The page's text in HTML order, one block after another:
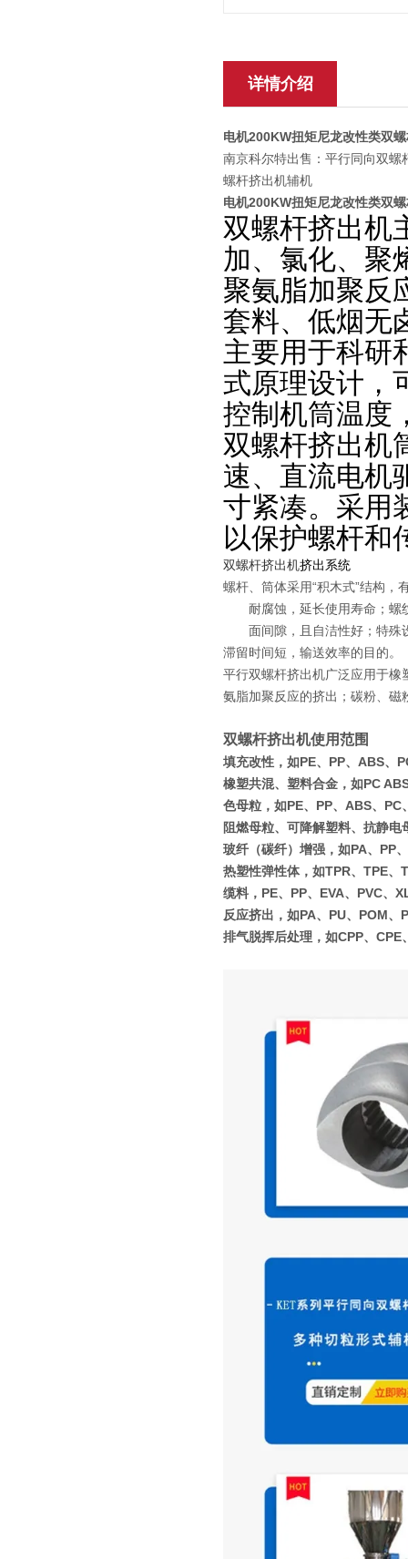
详情介绍
电机200KW扭矩尼龙改性类双
南京科尔特出售：平行同向双
螺杆挤出机辅机
电机200KW扭矩尼龙改性类双
双螺杆挤出机
加、氯化、聚
聚氨脂加聚反
套料、低烟无
主要用于科研
式原理设计，
控制机筒温度
双螺杆挤出机
速、直流电机
寸紧凑。采用
以保护螺杆和
双螺杆挤出机挤出系统
螺杆、筒体采用“积木式”结构
耐腐蚀，延长使用寿命；螺纹
面间隙，且自洁性好；特殊设
滞留时间短，输送效率的目的。
平行双螺杆挤出机广泛应用于
氨脂加聚反应的挤出；碳粉、磁
双螺杆挤出机使用范围
填充改性，如PE、PP、ABS、
橡塑共混、塑料合金，如PC
色母粒，如PE、PP、ABS、PC
阻燃母粒、可降解塑料、抗静电
玻纤（碳纤）增强，如PA、PP
热塑性弹性体，如TPR、TPE、
缆料，PE、PP、EVA、PVC、
反应挤出，如PA、PU、POM、
排气脱挥后处理，如CPP、